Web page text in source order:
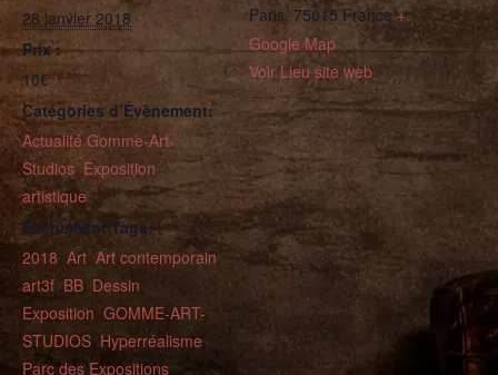
28 janvier 2018
Prix :
10€
Catégories d’Évènement:
Actualité Gomme-Art-
Studios, Exposition
artistique
Évènement Tags:
2018 Art, Art contemporain
art3f BB Dessin
Exposition GOMME-ART-
STUDIOS Hyperréalisme
Parc des Expositions
Paris 75015 France +
Google Map
Voir Lieu site web